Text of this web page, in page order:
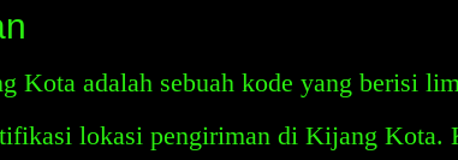
Kota adalah sebuah kode yang berisi
lokasi pengiriman di Kijang Kota.